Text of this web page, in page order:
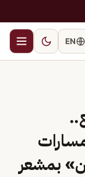
EN
بمشعر